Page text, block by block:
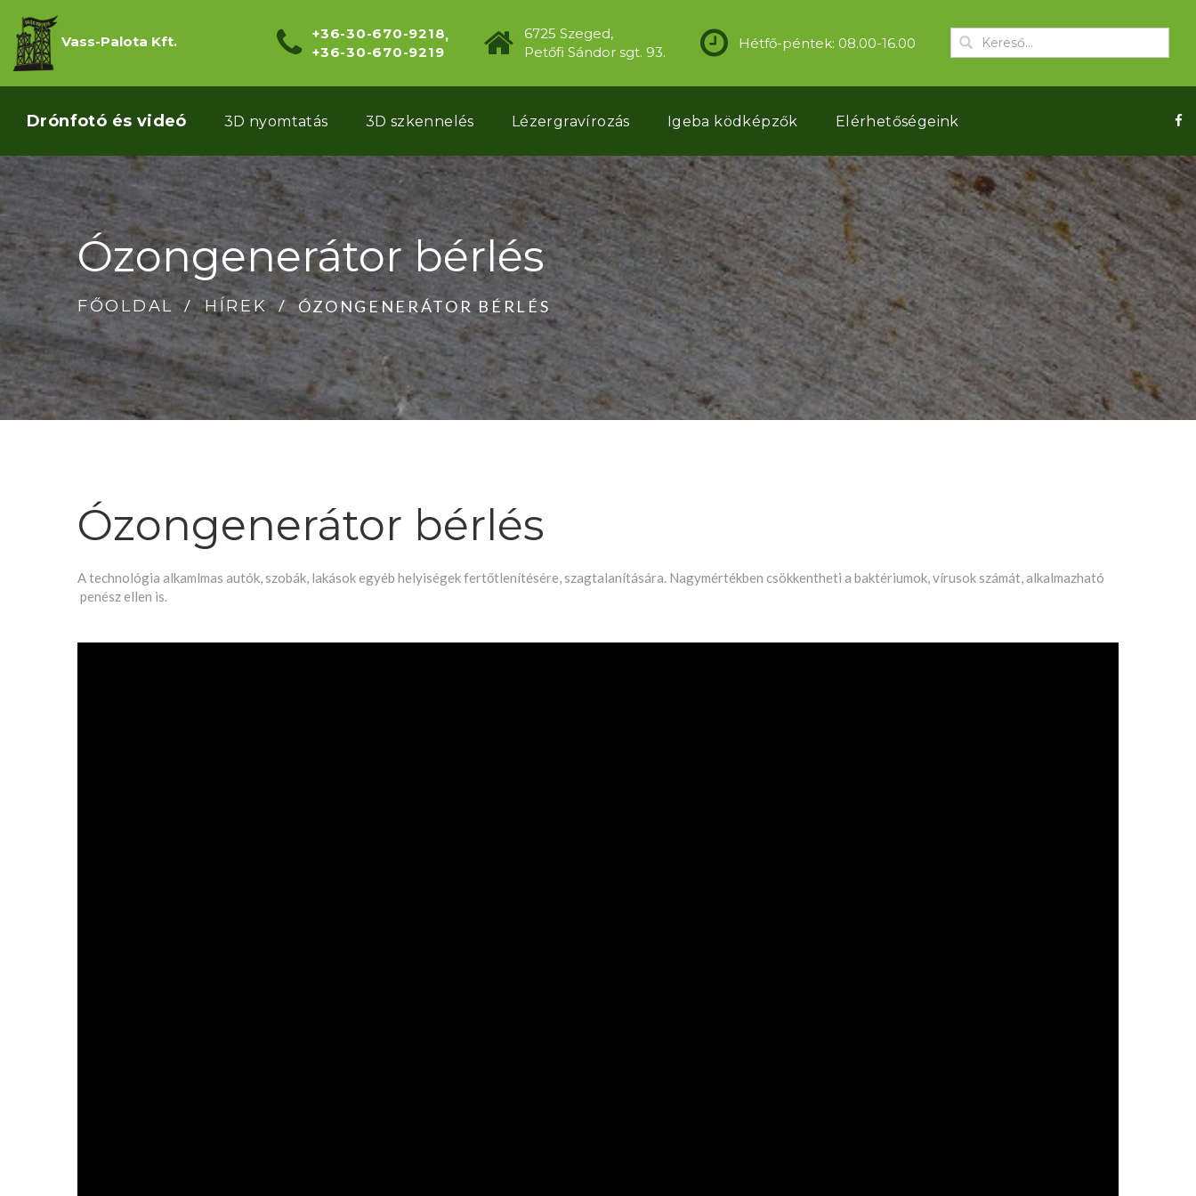
Vass-Palota Kft.
+36-30-670-9218
+36-30-670-9219
6725 Szeged,
Petőfi Sándor sgt. 93.
Hétfő-péntek: 08.00-16.00
Drónfotó és videó 3D nyomtatás 3D szkennelés Lézergravírozás Igeba ködképzők Elérhetőségeink
Ózongenerátor bérlés
FŐOLDAL HÍREK ÓZONGENERÁTOR BÉRLÉS
Ózongenerátor bérlés
A technológia alkamlmas autók, szobák, lakások egyéb helyiségek fertőtlenítésére, szagtalanítására. Nagymértékben csökkentheti a baktériumok, vírusok számát, alkalmazható
penész ellen is.